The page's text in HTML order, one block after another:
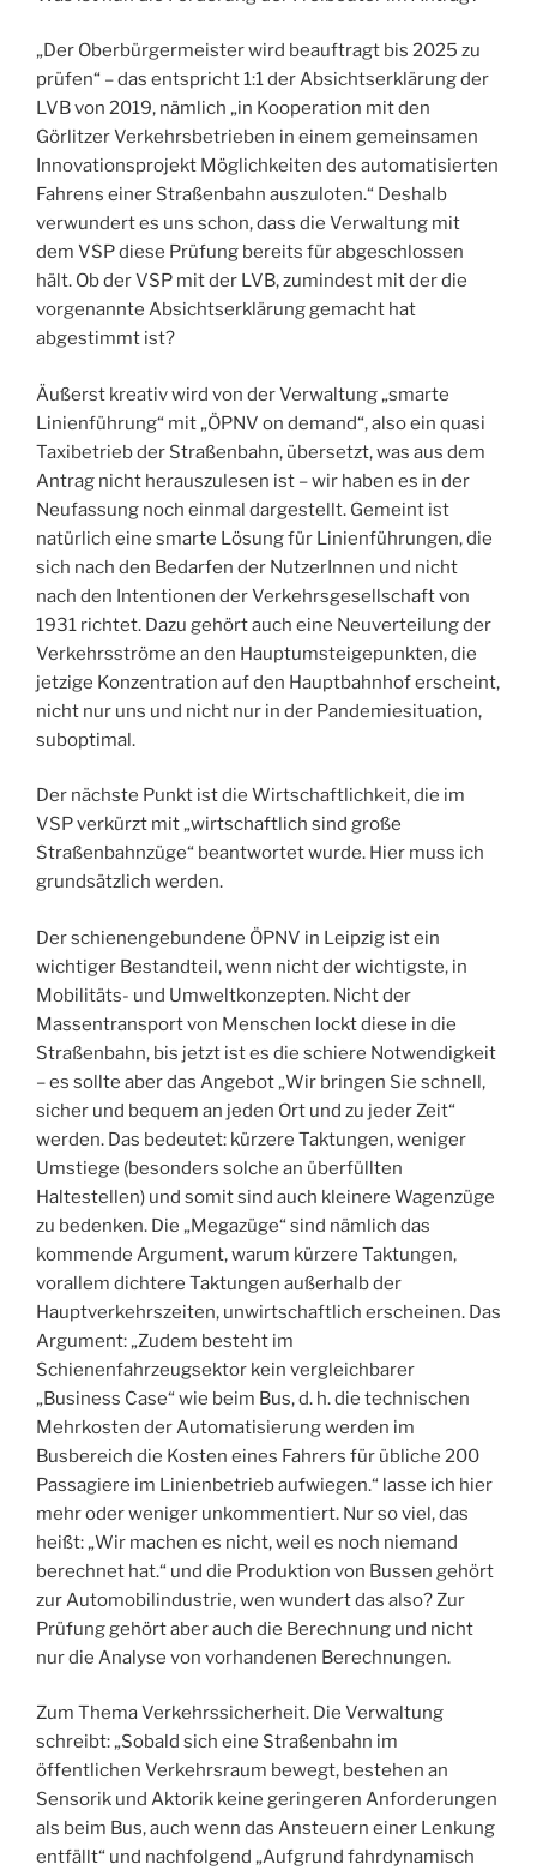
„Der Oberbürgermeister wird beauftragt bis 2025 zu
prüfen“ – das entspricht 1:1 der Absichtserklärung der
LVB von 2019, nämlich „in Kooperation mit den
Görlitzer Verkehrsbetrieben in einem gemeinsamen
Innovationsprojekt Möglichkeiten des automatisierten
Fahrens einer Straßenbahn auszuloten.“ Deshalb
verwundert es uns schon, dass die Verwaltung mit
dem VSP diese Prüfung bereits für abgeschlossen
hält. Ob der VSP mit der LVB, zumindest mit der die
vorgenannte Absichtserklärung gemacht hat
abgestimmt ist?
Äußerst kreativ wird von der Verwaltung „smarte
Linienführung“ mit „ÖPNV on demand“, also ein quasi
Taxibetrieb der Straßenbahn, übersetzt, was aus dem
Antrag nicht herauszulesen ist – wir haben es in der
Neufassung noch einmal dargestellt. Gemeint ist
natürlich eine smarte Lösung für Linienführungen, die
sich nach den Bedarfen der NutzerInnen und nicht
nach den Intentionen der Verkehrsgesellschaft von
1931 richtet. Dazu gehört auch eine Neuverteilung der
Verkehrsströme an den Hauptumsteigepunkten, die
jetzige Konzentration auf den Hauptbahnhof erscheint,
nicht nur uns und nicht nur in der Pandemiesituation,
suboptimal.
Der nächste Punkt ist die Wirtschaftlichkeit, die im
VSP verkürzt mit „wirtschaftlich sind große
Straßenbahnzüge“ beantwortet wurde. Hier muss ich
grundsätzlich werden.
Der schienengebundene ÖPNV in Leipzig ist ein
wichtiger Bestandteil, wenn nicht der wichtigste, in
Mobilitäts- und Umweltkonzepten. Nicht der
Massentransport von Menschen lockt diese in die
Straßenbahn, bis jetzt ist es die schiere Notwendigkeit
– es sollte aber das Angebot „Wir bringen Sie schnell,
sicher und bequem an jeden Ort und zu jeder Zeit“
werden. Das bedeutet: kürzere Taktungen, weniger
Umstiege (besonders solche an überfüllten
Haltestellen) und somit sind auch kleinere Wagenzüge
zu bedenken. Die „Megazüge“ sind nämlich das
kommende Argument, warum kürzere Taktungen,
vorallem dichtere Taktungen außerhalb der
Hauptverkehrszeiten, unwirtschaftlich erscheinen. Das
Argument: „Zudem besteht im
Schienenfahrzeugsektor kein vergleichbarer
„Business Case“ wie beim Bus, d. h. die technischen
Mehrkosten der Automatisierung werden im
Busbereich die Kosten eines Fahrers für übliche 200
Passagiere im Linienbetrieb aufwiegen.“ lasse ich hier
mehr oder weniger unkommentiert. Nur so viel, das
heißt: „Wir machen es nicht, weil es noch niemand
berechnet hat.“ und die Produktion von Bussen gehört
zur Automobilindustrie, wen wundert das also? Zur
Prüfung gehört aber auch die Berechnung und nicht
nur die Analyse von vorhandenen Berechnungen.
Zum Thema Verkehrssicherheit. Die Verwaltung
schreibt: „Sobald sich eine Straßenbahn im
öffentlichen Verkehrsraum bewegt, bestehen an
Sensorik und Aktorik keine geringeren Anforderungen
als beim Bus, auch wenn das Ansteuern einer Lenkung
entfällt“ und nachfolgend „Aufgrund fahrdynamisch